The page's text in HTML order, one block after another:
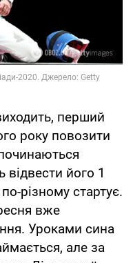
перший
року повозити
його 1
різному стартує.
вже
Уроками сина
але за